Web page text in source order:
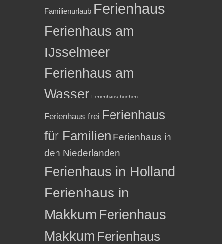
Familienurlaub Ferienhaus
Ferienhaus am
IJsselmeer
Ferienhaus am
Wasser Ferienhaus buchen
Ferienhaus frei Ferienhaus
für Familien Ferienhaus in
den Niederlanden
Ferienhaus in Holland
Ferienhaus in
Makkum Ferienhaus
Makkum Ferienhaus